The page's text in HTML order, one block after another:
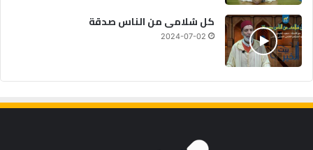
كل سُلامى من الناس صدقة
2024-07-02